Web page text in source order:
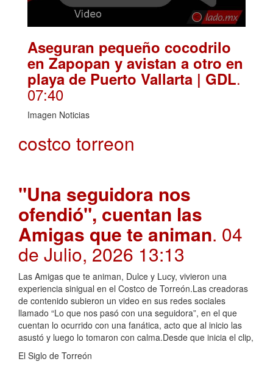
Aseguran pequeño cocodrilo
en Zapopan y avistan a otro en
playa de Puerto Vallarta | GDL.
07:40
Imagen Noticias
costco torreon
"Una seguidora nos
ofendió", cuentan las
Amigas que te animan. 04
de Julio, 2026 13:13
Las Amigas que te animan, Dulce y Lucy, vivieron una
experiencia sinigual en el Costco de Torreón.Las creadoras
de contenido subieron un video en sus redes sociales
llamado “Lo que nos pasó con una seguidora”, en el que
cuentan lo ocurrido con una fanática, acto que al inicio las
asustó y luego lo tomaron con calma.Desde que inicia el clip,
El Siglo de Torreón